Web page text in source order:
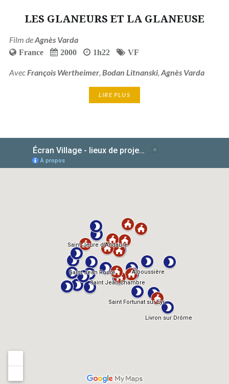
LES GLANEURS ET LA GLANEUSE
Film deAgnès Varda
France 2000 1h22 VF
Avec François Wertheimer, Bodan Litnanski, Agnès Varda
LIRE PLUS